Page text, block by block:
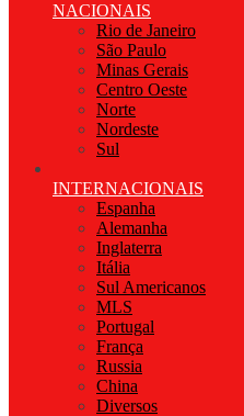
NACIONAIS
Rio de Janeiro
São Paulo
Minas Gerais
Centro Oeste
Norte
Nordeste
Sul
INTERNACIONAIS
Espanha
Alemanha
Inglaterra
Itália
Sul Americanos
MLS
Portugal
França
Russia
China
Diversos